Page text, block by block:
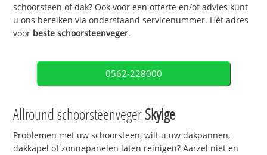
schoorsteen of dak? Ook voor een offerte en/of advies kunt
u ons bereiken via onderstaand servicenummer. Hét adres
voor beste schoorsteenveger.
0562-228000
Allround schoorsteenvegerSkylge
Problemen met uw schoorsteen, wilt u uw dakpannen,
dakkapel of zonnepanelen laten reinigen? Aarzel niet en